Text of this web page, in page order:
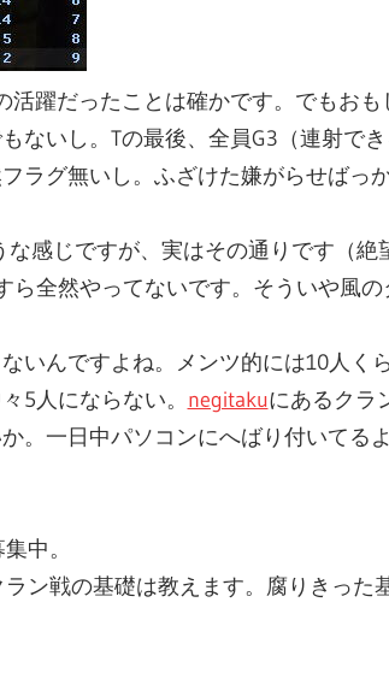
躍だったことは確かです。でもおも
ないし。Tの最後、全員G3（連射で
ラグ無いし。ふざけた嫌がらせばっか
感じですが、実はその通りです（絶
ら全然やってないです。そういや風
いんですよね。メンツ的には10人く
5人にならない。 negitakuにあるクラ
。一日中パソコンにへばり付いてる
中。
ン戦の基礎は教えます。腐りきった